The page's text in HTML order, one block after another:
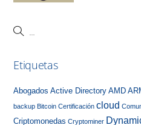
Etiquetas
Abogados Active Directory AMD
backup Bitcoin Certificación cloud
Criptomonedas Cryptominer